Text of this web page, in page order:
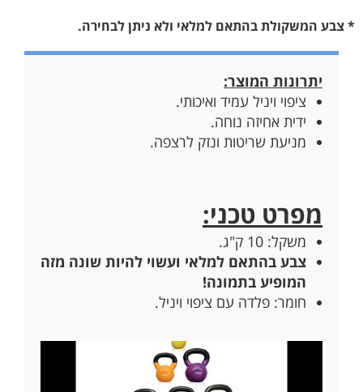
* צבע המשקולת בהתאם למלאי ולא ניתן לבחירה.
יתרונות המוצר:
ציפוי ויניל עמיד ואיכותי.
ידית אחיזה נוחה.
מניעת שריטות ונזק לרצפה.
מפרט טכני:
משקל: 10 ק"ג.
צבע בהתאם למלאי ועשוי להיות שונה מזה
המופיע בתמונה!
חומר: פלדה עם ציפוי ויניל.